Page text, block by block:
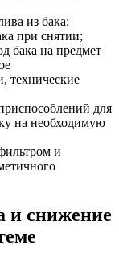
из бака;
при снятии;
бака на предмет
технические
для
на необходимую
и
и снижение